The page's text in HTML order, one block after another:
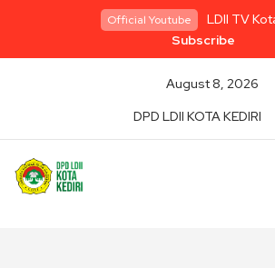
Official Youtube
LDII TV
Subscribe
August 8, 2026
DPD LDII KOTA KEDIRI